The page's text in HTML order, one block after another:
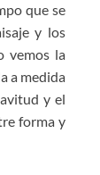
que se
y los
vemos la
a medida
y el
forma y